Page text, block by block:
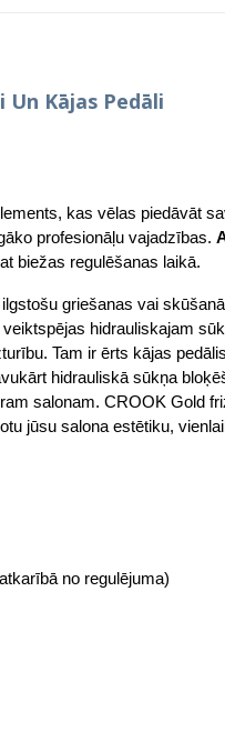
Un Kājas Pedāli
kas vēlas piedāvāt
profesionāļu vajadzības.
biežas regulēšanas laikā.
griešanas vai
hidrauliskajam
Tam ir ērts kājas
hidrauliskā sūkņa
salonam. CROOK Gold
jūsu salona estētiku,
no regulējuma)